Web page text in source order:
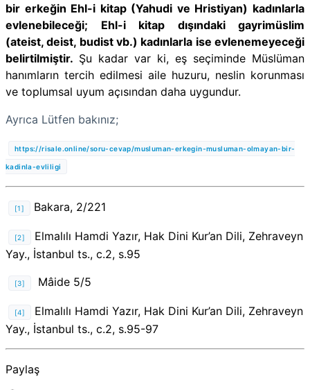
bir erkeğin Ehl-i kitap (Yahudi ve Hristiyan) kadınlarla
evlenebileceği; Ehl-i kitap dışındaki gayrimüslim
(ateist, deist, budist vb.) kadınlarla ise evlenemeyeceği
belirtilmiştir. Şu kadar var ki, eş seçiminde Müslüman
hanımların tercih edilmesi aile huzuru, neslin korunması
ve toplumsal uyum açısından daha uygundur.
Ayrıca Lütfen bakınız;
https://risale.online/soru-cevap/musluman-erkegin-musluman-olmayan-bir-
kadinla-evliligi
[1] Bakara, 2/221
[2]
Elmalılı Hamdi Yazır, Hak Dini Kur’an Dili, Zehraveyn
Yay., İstanbul ts., c.2, s.95
[3] Mâide 5/5
[4]
Elmalılı Hamdi Yazır, Hak Dini Kur’an Dili, Zehraveyn
Yay., İstanbul ts., c.2, s.95-97
Paylaş